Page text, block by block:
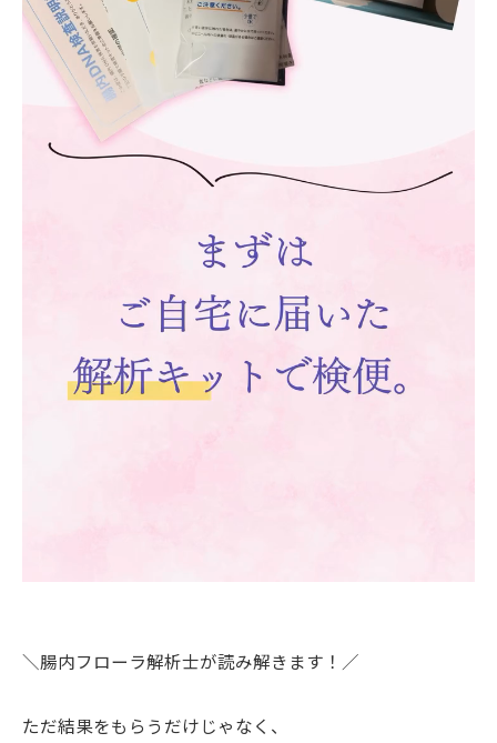
＼腸内フローラ解析士が読み解きます！／
ただ結果をもらうだけじゃなく、